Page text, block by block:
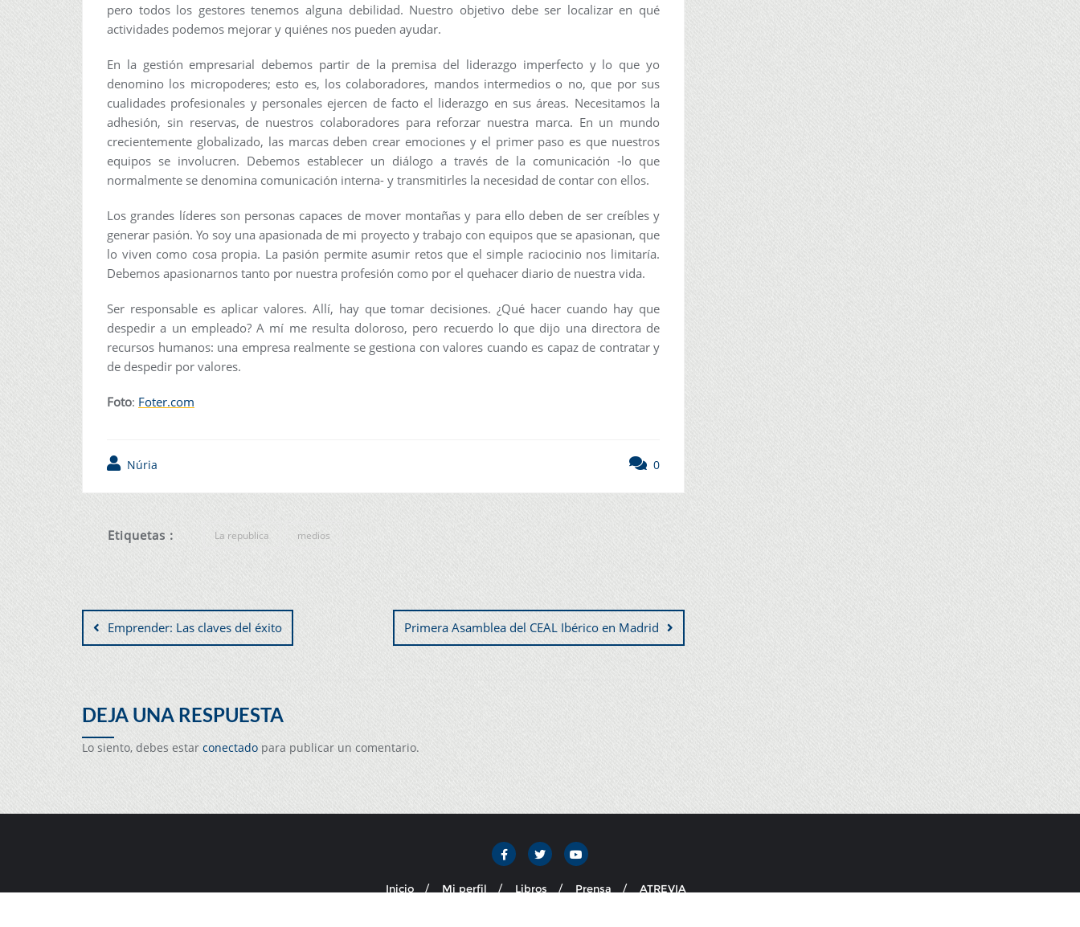
pero todos los gestores tenemos alguna debilidad. Nuestro objetivo debe ser localizar en qué
actividades podemos mejorar y quiénes nos pueden ayudar.
En la gestión empresarial debemos partir de la premisa del liderazgo imperfecto y lo que yo
denomino los micropoderes; esto es, los colaboradores, mandos intermedios o no, que por sus
cualidades profesionales y personales ejercen de facto el liderazgo en sus áreas. Necesitamos la
adhesión, sin reservas, de nuestros colaboradores para reforzar nuestra marca. En un mundo
crecientemente globalizado, las marcas deben crear emociones y el primer paso es que nuestros
equipos se involucren. Debemos establecer un diálogo a través de la comunicación -lo que
normalmente se denomina comunicación interna- y transmitirles la necesidad de contar con ellos.
Los grandes líderes son personas capaces de mover montañas y para ello deben de ser creíbles y
generar pasión. Yo soy una apasionada de mi proyecto y trabajo con equipos que se apasionan, que
lo viven como cosa propia. La pasión permite asumir retos que el simple raciocinio nos limitaría.
Debemos apasionarnos tanto por nuestra profesión como por el quehacer diario de nuestra vida.
Ser responsable es aplicar valores. Allí, hay que tomar decisiones. ¿Qué hacer cuando hay que
despedir a un empleado? A mí me resulta doloroso, pero recuerdo lo que dijo una directora de
recursos humanos: una empresa realmente se gestiona con valores cuando es capaz de contratar y
de despedir por valores.
Foto: Foter.com
Núria 0
Etiquetas : La republica medios
Emprender: Las claves del éxito Primera Asamblea del CEAL Ibérico en Madrid
DEJA UNA RESPUESTA
Lo siento, debes estar conectado para publicar un comentario.
Inicio Mi perfil Libros Prensa ATREVIA